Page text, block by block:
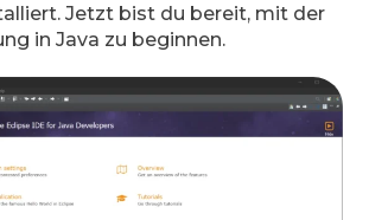
Jetzt bist du bereit, mit der
in Java zu beginnen.